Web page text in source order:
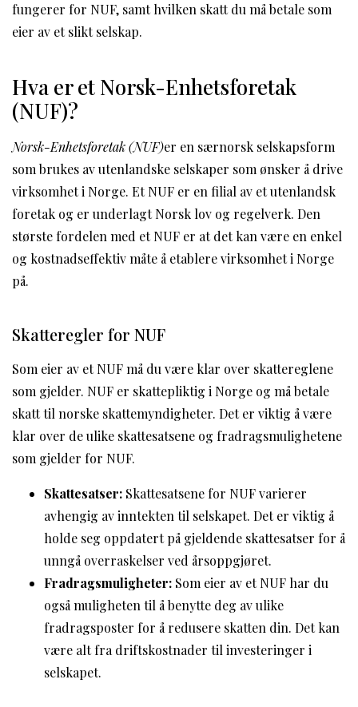
fungerer for NUF, samt hvilken skatt du må betale som
eier av et slikt selskap.
Hva er et Norsk-Enhetsforetak
(NUF)?
Norsk-Enhetsforetak (NUF)er en særnorsk selskapsform
som brukes av utenlandske selskaper som ønsker å drive
virksomhet i Norge. Et NUF er en filial av et utenlandsk
foretak og er underlagt Norsk lov og regelverk. Den
største fordelen med et NUF er at det kan være en enkel
og kostnadseffektiv måte å etablere virksomhet i Norge
på.
Skatteregler for NUF
Som eier av et NUF må du være klar over skattereglene
som gjelder. NUF er skattepliktig i Norge og må betale
skatt til norske skattemyndigheter. Det er viktig å være
klar over de ulike skattesatsene og fradragsmulighetene
som gjelder for NUF.
Skattesatser: Skattesatsene for NUF varierer
avhengig av inntekten til selskapet. Det er viktig å
holde seg oppdatert på gjeldende skattesatser for å
unngå overraskelser ved årsoppgjøret.
Fradragsmuligheter: Som eier av et NUF har du
også muligheten til å benytte deg av ulike
fradragsposter for å redusere skatten din. Det kan
være alt fra driftskostnader til investeringer i
selskapet.